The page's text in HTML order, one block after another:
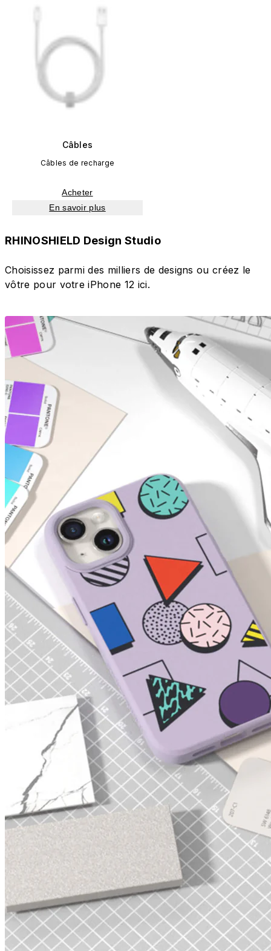
Câbles
Câbles de recharge
Acheter
En savoir plus
RHINOSHIELD Design Studio
Choisissez parmi des milliers de designs ou créez le
vôtre pour votre iPhone 12 ici.